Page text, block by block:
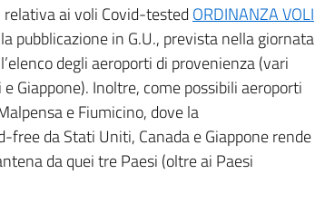
ai voli Covid-tested ORDINANZA VOLI
pubblicazione in G.U., prevista nella giornata
degli aeroporti di provenienza (vari
Giappone). Inoltre, come possibili aeroporti
e Fiumicino, dove la
da Stati Uniti, Canada e Giappone rende
da quei tre Paesi (oltre ai Paesi